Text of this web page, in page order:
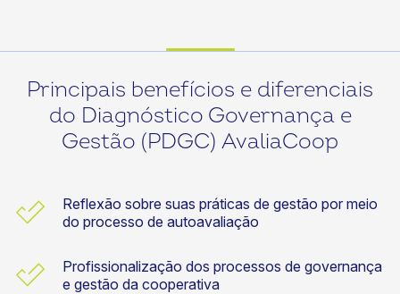
Principais benefícios e diferenciais
do Diagnóstico Governança e
Gestão (PDGC) AvaliaCoop
Reflexão sobre suas práticas de gestão por meio
do processo de autoavaliação
Profissionalização dos processos de governança
e gestão da cooperativa